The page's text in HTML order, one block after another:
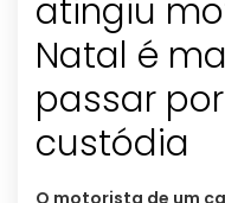
atingiu
Natal é
passar
custódia
O motorista de um